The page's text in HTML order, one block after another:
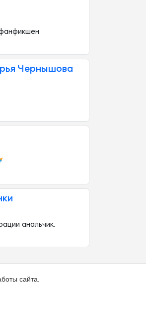
Чернышова
анальчик.
сайта.